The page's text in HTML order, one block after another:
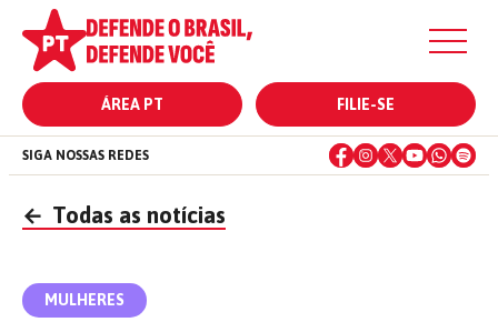
ÁREA PT FILIE-SE
SIGA NOSSAS REDES
← Todas as notícias
MULHERES